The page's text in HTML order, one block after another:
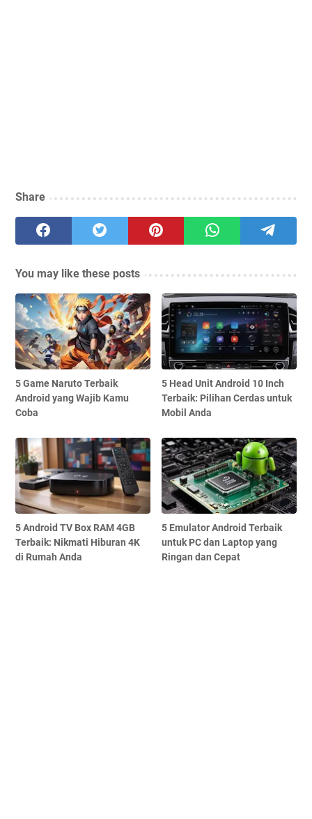
Share
You may like these posts
5 Game Naruto Terbaik
Android yang Wajib Kamu
Coba
5 Head Unit Android 10 Inch
Terbaik: Pilihan Cerdas untuk
Mobil Anda
5 Android TV Box RAM 4GB
Terbaik: Nikmati Hiburan 4K
di Rumah Anda
5 Emulator Android Terbaik
untuk PC dan Laptop yang
Ringan dan Cepat